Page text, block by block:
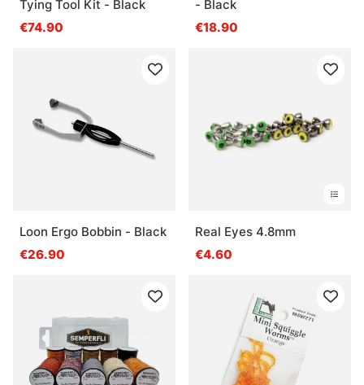
Tying Tool Kit - Black
€74.90
- Black
€18.90
Loon Ergo Bobbin - Black
€26.90
Real Eyes 4.8mm
€4.60